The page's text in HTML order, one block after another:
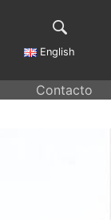
English
Contacto